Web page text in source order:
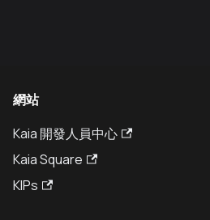
網站
Kaia 開發人員中心
Kaia Square
KIPs